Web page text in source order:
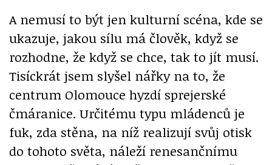
A nemusí to být jen kulturní scéna, kde se
ukazuje, jakou sílu má člověk, když se
rozhodne, že když se chce, tak to jít musí.
Tisíckrát jsem slyšel nářky na to, že
centrum Olomouce hyzdí sprejerské
čmáranice. Určitému typu mládenců je
fuk, zda stěna, na níž realizují svůj otisk
do tohoto světa, náleží renesančnímu